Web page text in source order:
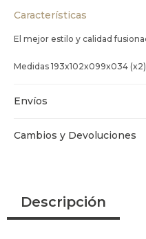
Características
El mejor estilo y calidad
Medidas 193x102x099x034 (x2)
Envíos
Cambios y Devoluciones
Descripción